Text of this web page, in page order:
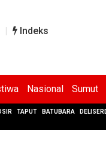
Indeks
Nasional Sumut
TAPUT BATUBARA